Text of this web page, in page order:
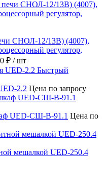
СНОЛ-12/13В) (4007),
регулятор,
₽ / шт
Быстрый
2.2 Цена по запросу
UED-СШ-В-91.1 Цена по
мешалкой UED-250.4